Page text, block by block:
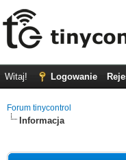
Witaj! Logowanie
Forum tinycontrol
Informacja